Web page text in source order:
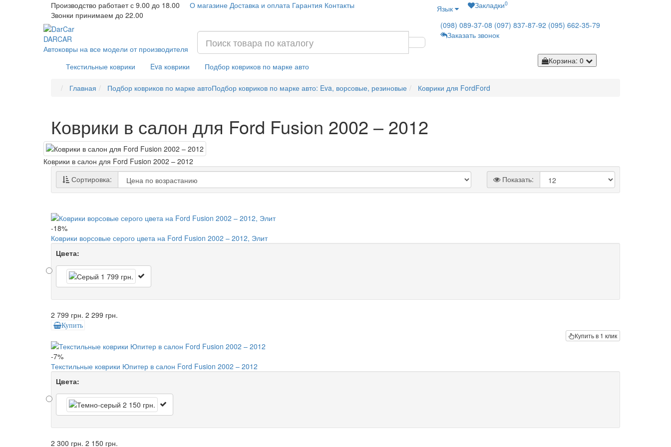
Производство работает с 9.00 до 18.00
Звонки принимаем до 22.00
О магазине Доставка и оплата Гарантия Контакты Язык Закладки0
DARCAR
Автоковры на все модели от производителя
(098) 089-37-08 (097) 837-87-92 (095) 662-35-79
Заказать звонок
Текстильные коврики Eva коврики Подбор ковриков по марке авто
Корзина: 0
Главная Подбор ковриков по марке автоПодбор ковриков по марке авто: Eva, ворсовые, резиновые Коврики для FordFord
Коврики в салон для Ford Fusion 2002 – 2012
Коврики в салон для Ford Fusion 2002 – 2012
Сортировка:
Показать:
-18%
Коврики ворсовые серого цвета на Ford Fusion 2002 – 2012, Элит
Цвета:
2 799 грн. 2 299 грн.
Купить
Купить в 1 клик
-7%
Текстильные коврики Юпитер в салон Ford Fusion 2002 – 2012
Цвета:
2 300 грн. 2 150 грн.